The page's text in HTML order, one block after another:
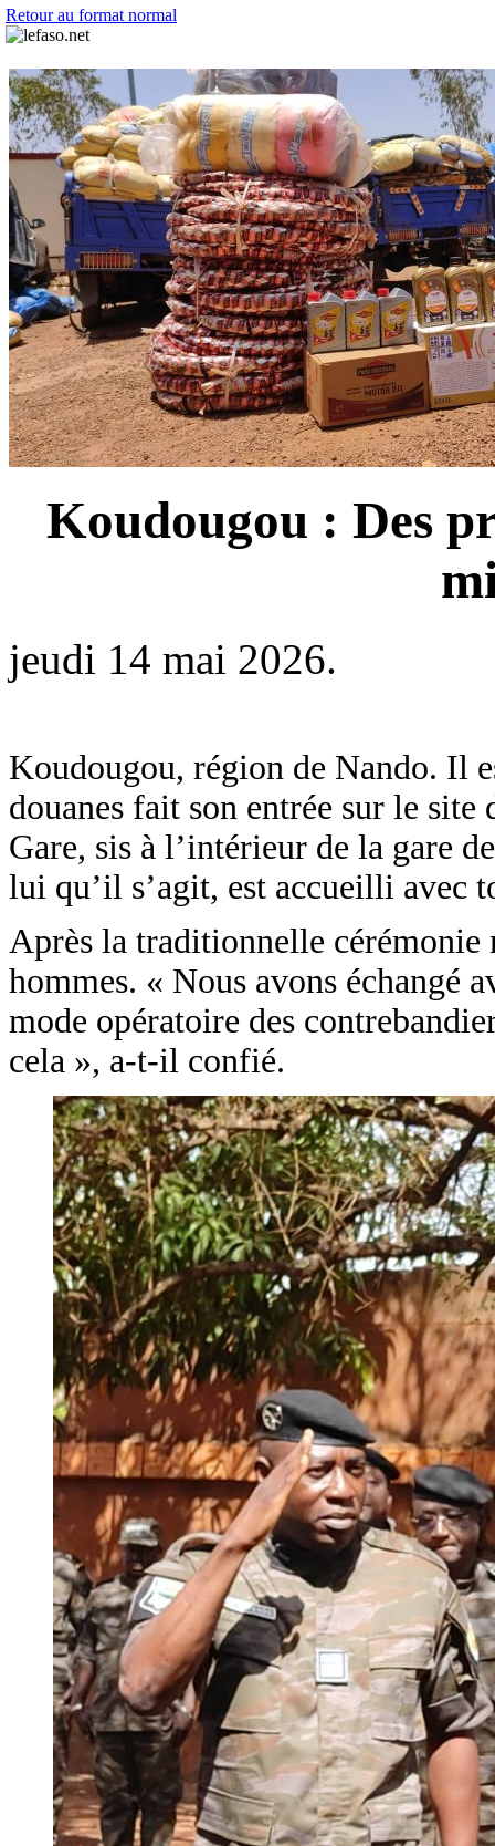
Retour au format normal
Koudougou : Des
jeudi 14 mai 2026.
Koudougou, région de Nando. Il
douanes fait son entrée sur le
Gare, sis à l’intérieur de la gare
lui qu’il s’agit, est accueilli avec
Après la traditionnelle cérémonie
hommes. « Nous avons échangé
mode opératoire des
cela », a-t-il confié.